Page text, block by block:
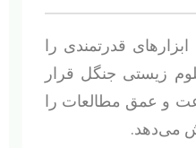
قدرتمندی را
زیستی جنگل قرار
و عمق مطالعات را
می‌دهد.